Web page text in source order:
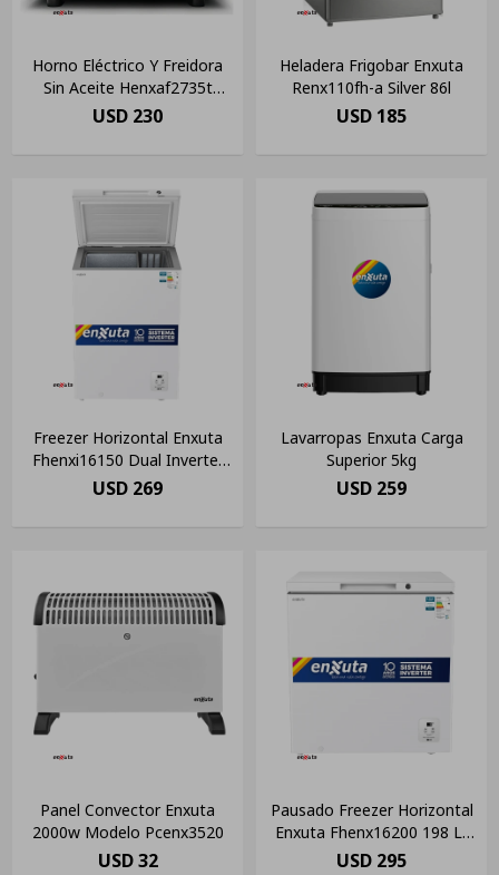
Horno Eléctrico Y Freidora
Sin Aceite Henxaf2735t
Enxuta Eh Color Plateado
USD 230
Heladera Frigobar Enxuta
Renx110fh-a Silver 86l
USD 185
Freezer Horizontal Enxuta
Fhenxi16150 Dual Inverter
141 Lts
USD 269
Lavarropas Enxuta Carga
Superior 5kg
USD 259
Panel Convector Enxuta
2000w Modelo Pcenx3520
USD 32
Pausado Freezer Horizontal
Enxuta Fhenx16200 198 Lt
Funcion Dual Color Blanco
USD 295